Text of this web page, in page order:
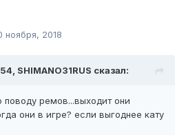
ноября, 2018
SHIMANO31RUS сказал:
поводу ремов...выходит они
они в игре? если выгоднее кату